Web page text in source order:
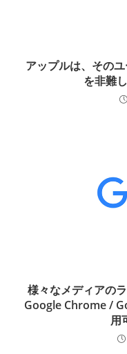
アップルは、その
を非難
様々なメディアの
Google Chrome /
用